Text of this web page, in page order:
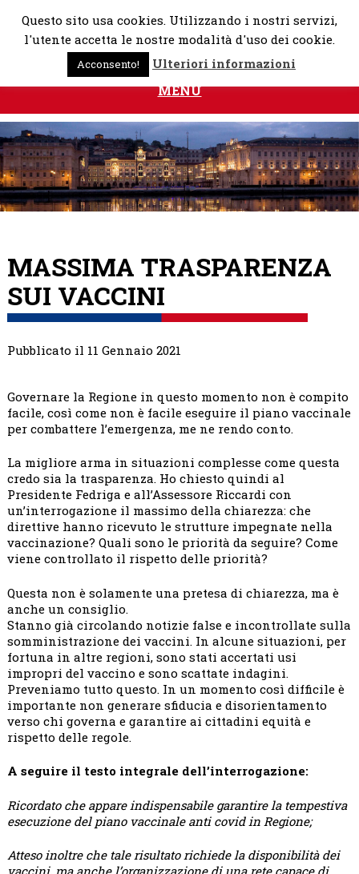
Skip
MENU
MASSIMA TRASPARENZA
SUI VACCINI
Pubblicato il 11 Gennaio 2021
Governare la Regione in questo momento non è compito
facile, così come non è facile eseguire il piano vaccinale
per combattere l’emergenza, me ne rendo conto.
La migliore arma in situazioni complesse come questa
credo sia la trasparenza. Ho chiesto quindi al
Presidente Fedriga e all’Assessore Riccardi con
un’interrogazione il massimo della chiarezza: che
direttive hanno ricevuto le strutture impegnate nella
vaccinazione? Quali sono le priorità da seguire? Come
viene controllato il rispetto delle priorità?
Questa non è solamente una pretesa di chiarezza, ma è
anche un consiglio.
Stanno già circolando notizie false e incontrollate sulla
somministrazione dei vaccini. In alcune situazioni, per
fortuna in altre regioni, sono stati accertati usi
impropri del vaccino e sono scattate indagini.
Preveniamo tutto questo. In un momento così difficile è
importante non generare sfiducia e disorientamento
verso chi governa e garantire ai cittadini equità e
rispetto delle regole.
A seguire il testo integrale dell’interrogazione:
Ricordato che appare indispensabile garantire la tempestiva
esecuzione del piano vaccinale anti covid in Regione;
Atteso inoltre che tale risultato richiede la disponibilità dei
Questo sito usa cookies. Utilizzando i nostri servizi,
l'utente accetta le nostre modalità d'uso dei cookie.
Acconsento! Ulteriori informazioni